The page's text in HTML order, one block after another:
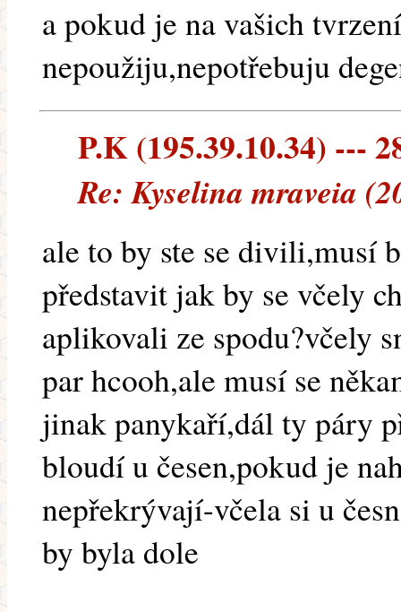
a pokud je na vašich
nepoužiju,nepotřebuju
P.K (195.39.10.34) ---
Re: Kyselina mraveia
ale to by ste se divili,musí
představit jak by se včely
aplikovali ze spodu?včely
par hcooh,ale musí se
jinak panykaří,dál ty páry
bloudí u česen,pokud je
nepřekrývají-včela si u
by byla dole